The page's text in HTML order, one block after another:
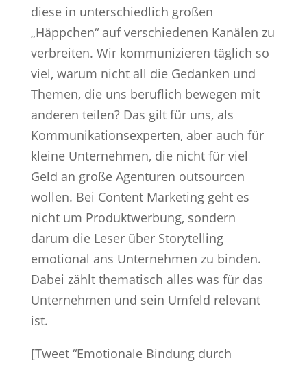
diese in unterschiedlich großen
„Häppchen“ auf verschiedenen Kanälen zu
verbreiten. Wir kommunizieren täglich so
viel, warum nicht all die Gedanken und
Themen, die uns beruflich bewegen mit
anderen teilen? Das gilt für uns, als
Kommunikationsexperten, aber auch für
kleine Unternehmen, die nicht für viel
Geld an große Agenturen outsourcen
wollen. Bei Content Marketing geht es
nicht um Produktwerbung, sondern
darum die Leser über Storytelling
emotional ans Unternehmen zu binden.
Dabei zählt thematisch alles was für das
Unternehmen und sein Umfeld relevant
ist.
[Tweet “Emotionale Bindung durch